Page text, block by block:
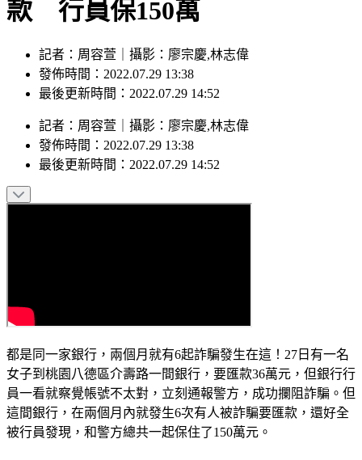
款 行員保150萬
記者：周容萱｜攝影：廖宗慶,林志偉
發佈時間：2022.07.29 13:38
記者：周容萱｜攝影：廖宗慶,林志偉
發佈時間：2022.07.29 13:38
都是同一家銀行，兩個月就有6起詐騙發生在這！27日有一名
女子到桃園八德區介壽路一間銀行，要匯款36萬元，但銀行行
員一看就察覺帳號不太對，立刻通報警方，成功攔阻詐騙。但
這間銀行，在兩個月內就發生6次有人被詐騙要匯款，還好全